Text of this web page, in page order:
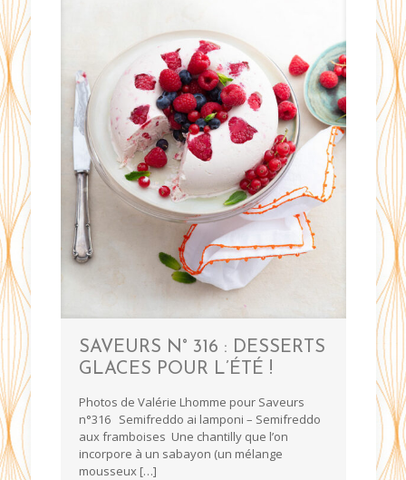
SAVEURS N° 316 : DESSERTS
GLACES POUR L’ÉTÉ !
Photos de Valérie Lhomme pour Saveurs
n°316 Semifreddo ai lamponi – Semifreddo
aux framboises Une chantilly que l’on
incorpore à un sabayon (un mélange
mousseux[…]